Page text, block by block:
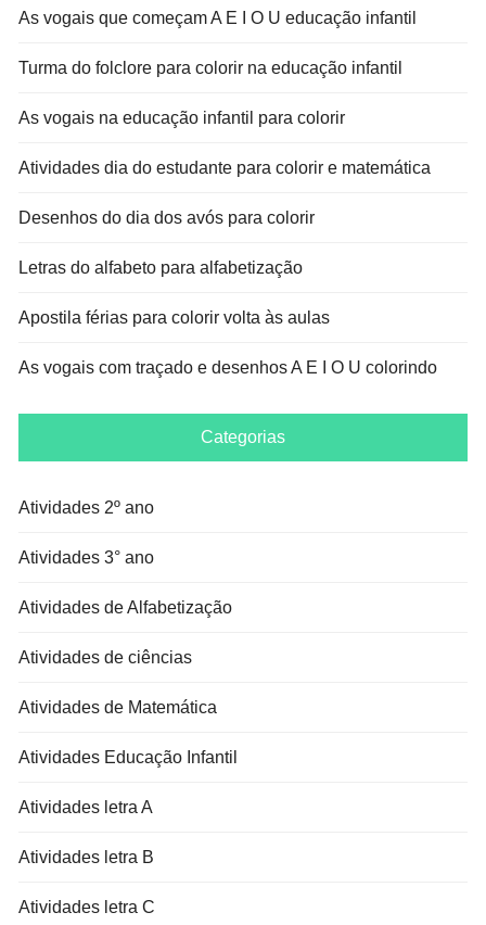
As vogais que começam A E I O U educação infantil
Turma do folclore para colorir na educação infantil
As vogais na educação infantil para colorir
Atividades dia do estudante para colorir e matemática
Desenhos do dia dos avós para colorir
Letras do alfabeto para alfabetização
Apostila férias para colorir volta às aulas
As vogais com traçado e desenhos A E I O U colorindo
Categorias
Atividades 2º ano
Atividades 3° ano
Atividades de Alfabetização
Atividades de ciências
Atividades de Matemática
Atividades Educação Infantil
Atividades letra A
Atividades letra B
Atividades letra C